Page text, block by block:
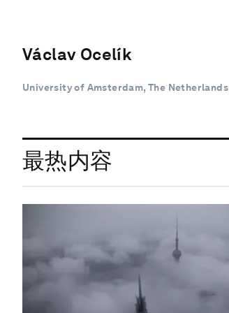
Václav Ocelík
University of Amsterdam, The Netherlands
最热内容